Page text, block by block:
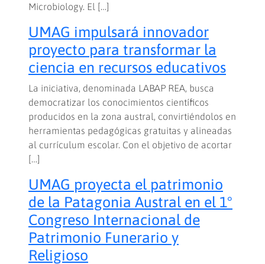
Microbiology. El […]
UMAG impulsará innovador
proyecto para transformar la
ciencia en recursos educativos
La iniciativa, denominada LABAP REA, busca
democratizar los conocimientos científicos
producidos en la zona austral, convirtiéndolos en
herramientas pedagógicas gratuitas y alineadas
al currículum escolar. Con el objetivo de acortar
[…]
UMAG proyecta el patrimonio
de la Patagonia Austral en el 1°
Congreso Internacional de
Patrimonio Funerario y
Religioso